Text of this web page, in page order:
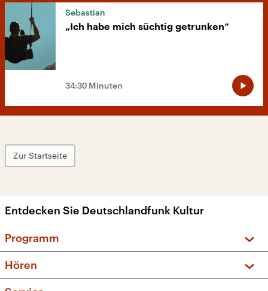
Sebastian
„Ich habe mich süchtig getrunken“
34:30 Minuten
Zur Startseite
Entdecken Sie Deutschlandfunk Kultur
Programm
Sendungen und Podcasts
Hören